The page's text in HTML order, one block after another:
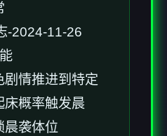
-2024-11-26
情推进到特定
床概率触发晨
晨袭体位